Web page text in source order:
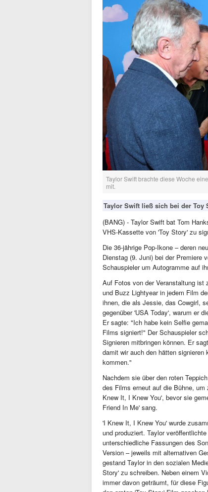
Taylor Swift brachte diese Woche
mit.
Taylor Swift ließ sich bei der Toy
(BANG) - Taylor Swift bat Tom
VHS-Kassette von 'Toy Story' zu
Die 36-jährige Pop-Ikone – deren
Dienstag (9. Juni) bei der Premiere
Schauspieler um Autogramme auf
Auf Fotos von der Veranstaltung ist
und Buzz Lightyear in jedem Film
ihnen, die als Jessie, das Cowgirl,
gegenüber 'USA Today', warum er
Er sagte: "Ich habe kein Selfie
Films signiert!" Der Schauspieler
Signieren mitbringen können. Er
damit wir auch den hätten
kommen."
Nachdem sie über den roten
des Films erneut auf die Bühne,
Knew It, I Knew You', bevor sie
Friend In Me' sang.
'I Knew It, I Knew You' wurde
und produziert. Taylor
unterschiedliche Fassungen des
Version – jeweils mit alternativen
gestand Taylor in den sozialen
Story' zu schreiben. Neben einem
immer davon geträumt, für diese